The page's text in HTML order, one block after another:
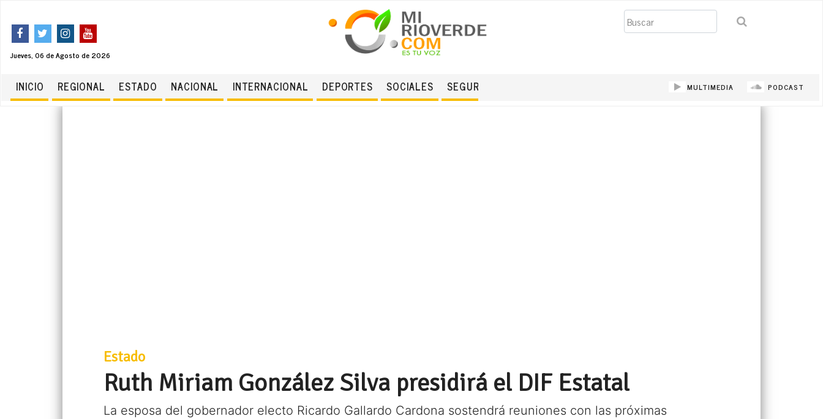
Jueves, 06 de Agosto de 2026
Buscar
INICIO REGIONAL ESTADO NACIONAL INTERNACIONAL DEPORTES SOCIALES SEGURIDAD MULTIMEDIA PODCAST
Estado
Ruth Miriam González Silva presidirá el DIF Estatal
La esposa del gobernador electo Ricardo Gallardo Cardona sostendrá reuniones con las próximas